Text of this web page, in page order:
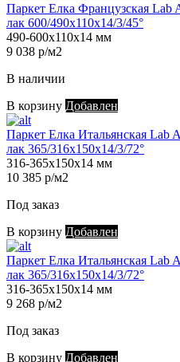
Паркет Елка Французская Lab
лак 600/490х110х14/3/45°
490-600х110х14 мм
9 038 р/м2
В наличии
В корзину Добавлен
Паркет Елка Итальянская Lab
лак 365/316х150х14/3/72°
316-365х150х14 мм
10 385 р/м2
Под заказ
В корзину Добавлен
Паркет Елка Итальянская Lab
лак 365/316х150х14/3/72°
316-365х150х14 мм
9 268 р/м2
Под заказ
В корзину Добавлен